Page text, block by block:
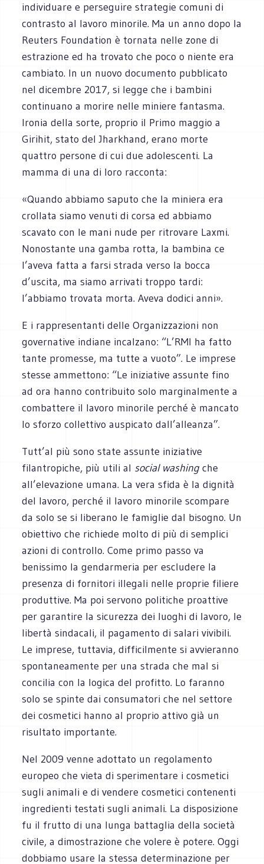
individuare e perseguire strategie comuni di
contrasto al lavoro minorile. Ma un anno dopo la
Reuters Foundation è tornata nelle zone di
estrazione ed ha trovato che poco o niente era
cambiato. In un nuovo documento pubblicato
nel dicembre 2017, si legge che i bambini
continuano a morire nelle miniere fantasma.
Ironia della sorte, proprio il Primo maggio a
Girihit, stato del Jharkhand, erano morte
quattro persone di cui due adolescenti. La
mamma di una di loro racconta:
«Quando abbiamo saputo che la miniera era
crollata siamo venuti di corsa ed abbiamo
scavato con le mani nude per ritrovare Laxmi.
Nonostante una gamba rotta, la bambina ce
l’aveva fatta a farsi strada verso la bocca
d’uscita, ma siamo arrivati troppo tardi:
l’abbiamo trovata morta. Aveva dodici anni».
E i rappresentanti delle Organizzazioni non
governative indiane incalzano: “L’RMI ha fatto
tante promesse, ma tutte a vuoto”. Le imprese
stesse ammettono: “Le iniziative assunte fino
ad ora hanno contribuito solo marginalmente a
combattere il lavoro minorile perché è mancato
lo sforzo collettivo auspicato dall’alleanza”.
Tutt’al più sono state assunte iniziative
filantropiche, più utili al social washingche
all’elevazione umana. La vera sfida è la dignità
del lavoro, perché il lavoro minorile scompare
da solo se si liberano le famiglie dal bisogno. Un
obiettivo che richiede molto di più di semplici
azioni di controllo. Come primo passo va
benissimo la gendarmeria per escludere la
presenza di fornitori illegali nelle proprie filiere
produttive. Ma poi servono politiche proattive
per garantire la sicurezza dei luoghi di lavoro, le
libertà sindacali, il pagamento di salari vivibili.
Le imprese, tuttavia, difficilmente si avvieranno
spontaneamente per una strada che mal si
concilia con la logica del profitto. Lo faranno
solo se spinte dai consumatori che nel settore
dei cosmetici hanno al proprio attivo già un
risultato importante.
Nel 2009 venne adottato un regolamento
europeo che vieta di sperimentare i cosmetici
sugli animali e di vendere cosmetici contenenti
ingredienti testati sugli animali. La disposizione
fu il frutto di una lunga battaglia della società
civile, a dimostrazione che volere è potere. Oggi
dobbiamo usare la stessa determinazione per